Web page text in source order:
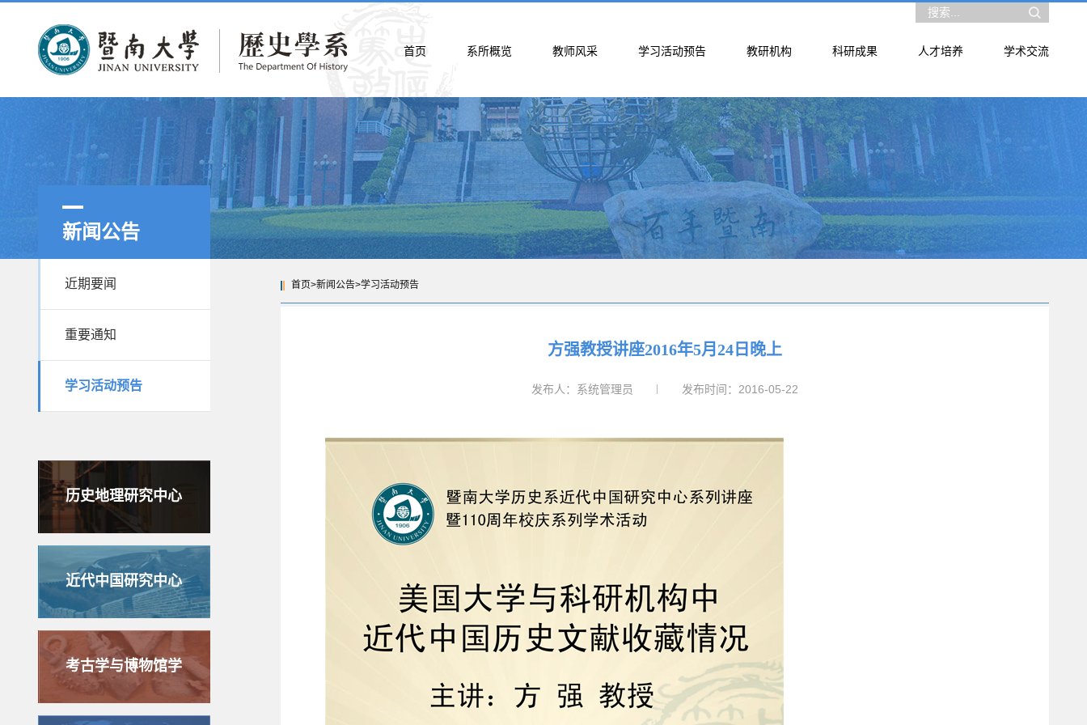
首页 系所概览 教师风采 学习活动预告 教研机构 科研成果 人才培养 学术交流
新闻公告
近期要闻
重要通知
学习活动预告
历史地理研究中心
近代中国研究中心
考古学与博物馆学
首页>新闻公告>学习活动预告
方强教授讲座2016年5月24日晚上
发布人：系统管理员 发布时间：2016-05-22